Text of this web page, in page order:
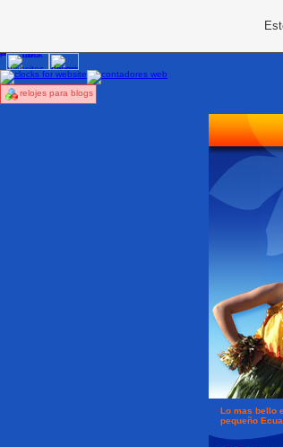
relojes para blogs
Lo mas bello
pequeño